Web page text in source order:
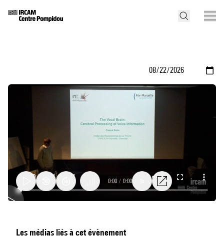
Vocal
0:00 / 0:00
Les médias liés à cet évènement